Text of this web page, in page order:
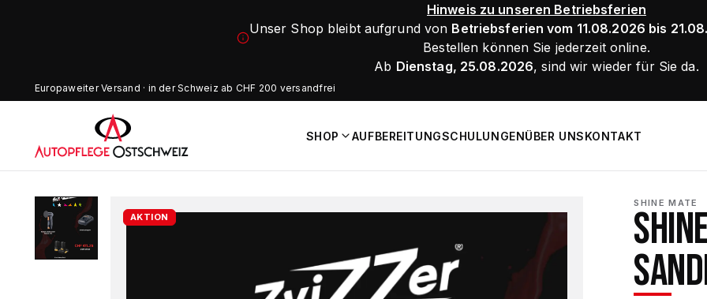
Hinweis zu unseren Betriebsferien
Unser Shop bleibt aufgrund von Betriebsferien vom 11.08.2026 bis
Bestellen können Sie jederzeit online.
Ab Dienstag, 25.08.2026, sind wir wieder für Sie da.
Europaweiter Versand · in der Schweiz ab CHF 200 versandfrei
SHOP AUFBEREITUNGSCHULUNGENÜBER UNSKONTAKT
AKTION
SHINE MATE